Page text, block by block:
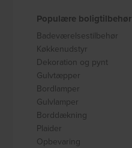
Populære boligtilbehør
Badeværelsestilbehør
Køkkenudstyr
Dekoration og pynt
Gulvtæpper
Bordlamper
Gulvlamper
Borddækning
Plaider
Opbevaring